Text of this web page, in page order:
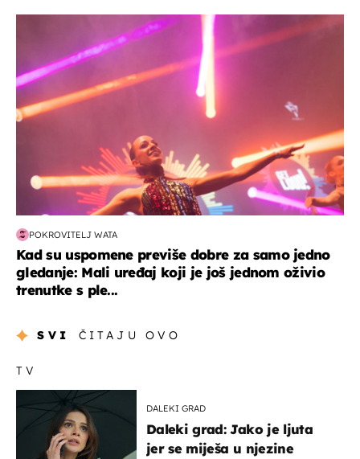
POKROVITELJ WATA
Kad su uspomene previše dobre za samo jedno
gledanje: Mali uređaj koji je još jednom oživio
trenutke s ple...
SVI ČITAJU OVO
TV
DALEKI GRAD
Daleki grad: Jako je ljuta
jer se miješa u njezine